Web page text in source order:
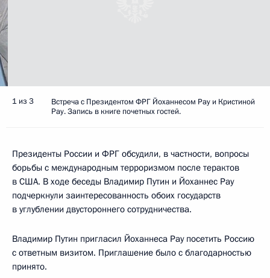
1 из 3
Встреча с Президентом ФРГ Йоханнесом Рау и Кристиной
Рау. Запись в книге почетных гостей.
Президенты России и ФРГ обсудили, в частности, вопросы
борьбы с международным терроризмом после терактов
в США. В ходе беседы Владимир Путин и Йоханнес Рау
подчеркнули заинтересованность обоих государств
в углублении двустороннего сотрудничества.
Владимир Путин пригласил Йоханнеса Рау посетить Россию
с ответным визитом. Приглашение было с благодарностью
принято.